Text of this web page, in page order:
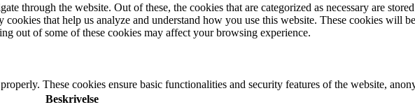
through the website. Out of these, the cookies that are categorized as necessary are
that help us analyze and understand how you use this website. These cookies will
out of some of these cookies may affect your browsing experience.
These cookies ensure basic functionalities and security features of the website,
Beskrivelse